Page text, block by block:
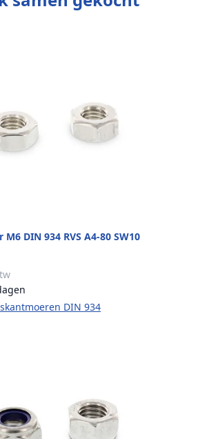
DIN 934 RVS A4-80 SW10
DIN 934